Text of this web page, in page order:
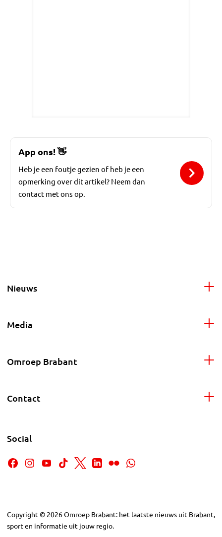
App ons!👋
Heb je een foutje gezien of heb je een
opmerking over dit artikel? Neem dan
contact met ons op.
Nieuws
Media
Omroep Brabant
Contact
Social
Copyright © 2026Omroep Brabant: het laatste nieuws uit Brabant,
sport en informatie uit jouw regio.